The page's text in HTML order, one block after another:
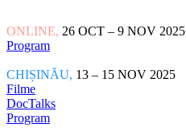
ONLINE, 26 OCT – 9 NOV 2025
Program
CHIȘINĂU, 13 – 15 NOV 2025
Filme
DocTalks
Program